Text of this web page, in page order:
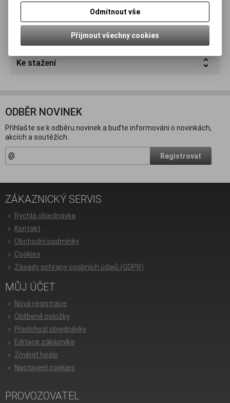
Dotaz na výrobek
Doporučit výrobek
Ke stažení
ODBĚR NOVINEK
Přihlašte se k odběru novinek a buďte informováni o novinkách,
akcích a soutěžích.
Registrovat
ZÁKAZNICKÝ SERVIS
Rychlá objednávka
Kontakt
Obchodní podmínky
Cookies
Zásady ochrany osobních údajů (GDPR)
MŮJ ÚČET
Nová registrace
Oblíbené položky
Předchozí objednávky
Editace zákazníka
Změnit heslo
Nastavení cookies
PROVOZOVATEL
Odmítnout vše
Přijmout všechny cookies